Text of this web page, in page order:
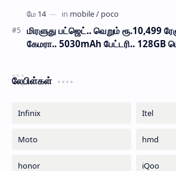
மிரளுது பட்ஜெட்.. வெறும் ரூ.10,499
கேமரா.. 5030mAh பேட்டரி.. 128GB
லேபிள்கள்